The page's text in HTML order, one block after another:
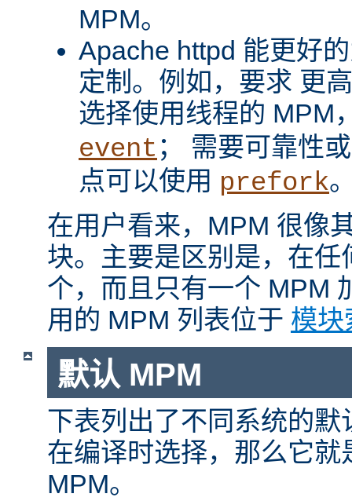
MPM。
Apache httpd 能更好
定制。例如，要求 更
选择使用线程的 MPM
event ； 需要可靠性
点可以使用 prefork
在用户看来，MPM 很像
块。主要是区别是，在任
个，而且只有一个 MPM
用的 MPM 列表位于 模块
默认 MPM
下表列出了不同系统的默
在编译时选择，那么它就
MPM。